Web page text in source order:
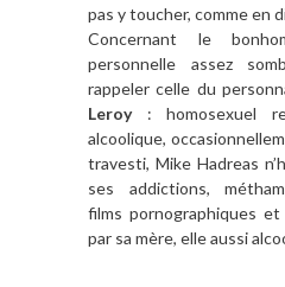
pas y toucher, comme en
Concernant le
personnelle assez
rappeler celle du
Leroy: homosexuel
alcoolique,
travesti, Mike Hadreas
ses addictions,
films pornographiques
par sa mère, elle aussi